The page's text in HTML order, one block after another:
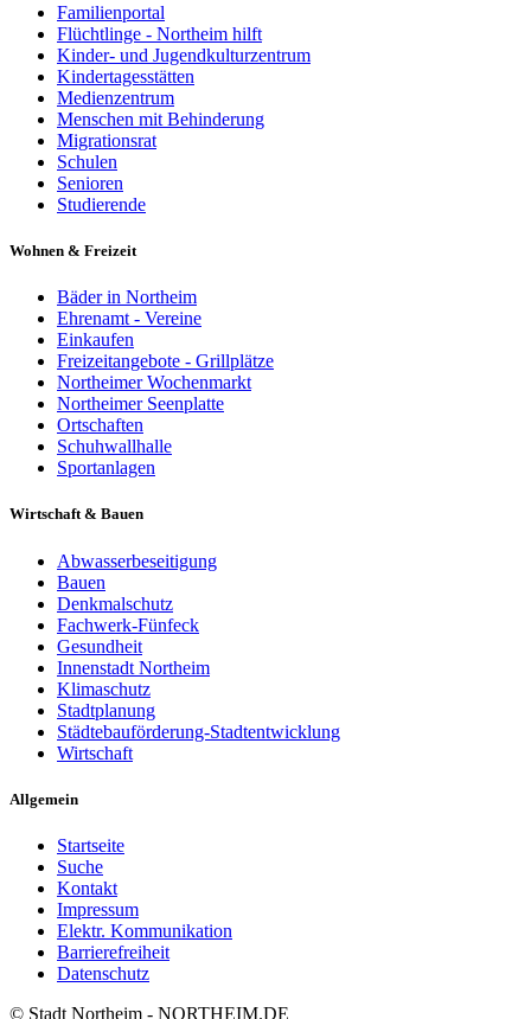
Familienportal
Flüchtlinge - Northeim hilft
Kinder- und Jugendkulturzentrum
Kindertagesstätten
Medienzentrum
Menschen mit Behinderung
Migrationsrat
Schulen
Senioren
Studierende
Wohnen & Freizeit
Bäder in Northeim
Ehrenamt - Vereine
Einkaufen
Freizeitangebote - Grillplätze
Northeimer Wochenmarkt
Northeimer Seenplatte
Ortschaften
Schuhwallhalle
Sportanlagen
Wirtschaft & Bauen
Abwasserbeseitigung
Bauen
Denkmalschutz
Fachwerk-Fünfeck
Gesundheit
Innenstadt Northeim
Klimaschutz
Stadtplanung
Städtebauförderung-Stadtentwicklung
Wirtschaft
Allgemein
Startseite
Suche
Kontakt
Impressum
Elektr. Kommunikation
Barrierefreiheit
Datenschutz
© Stadt Northeim - NORTHEIM.DE